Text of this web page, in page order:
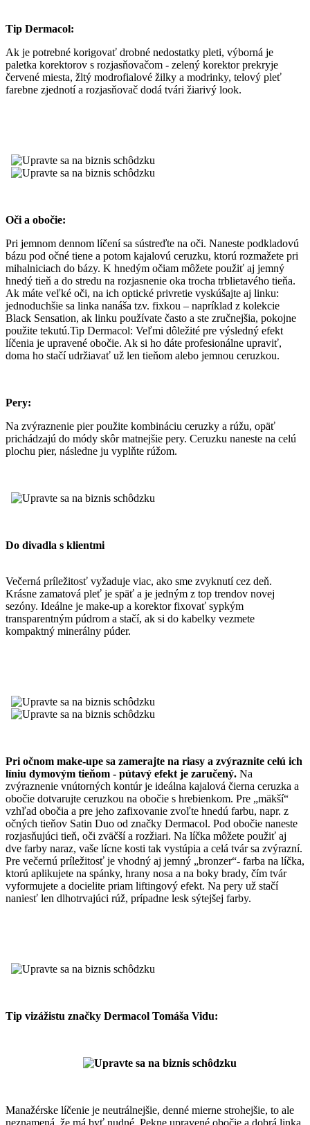
Tip Dermacol:
Ak je potrebné korigovať drobné nedostatky pleti, výborná je
paletka korektorov s rozjasňovačom - zelený korektor prekryje
červené miesta, žltý modrofialové žilky a modrinky, telový pleť
farebne zjednotí a rozjasňovač dodá tvári žiarivý look.
Oči a obočie:
Pri jemnom dennom líčení sa sústreďte na oči. Naneste podkladovú
bázu pod očné tiene a potom kajalovú ceruzku, ktorú rozmažete pri
mihalniciach do bázy. K hnedým očiam môžete použiť aj jemný
hnedý tieň a do stredu na rozjasnenie oka trocha trblietavého tieňa.
Ak máte veľké oči, na ich optické privretie vyskúšajte aj linku:
jednoduchšie sa linka nanáša tzv. fixkou – napríklad z kolekcie
Black Sensation, ak linku používate často a ste zručnejšia, pokojne
použite tekutú.Tip Dermacol: Veľmi dôležité pre výsledný efekt
líčenia je upravené obočie. Ak si ho dáte profesionálne upraviť,
doma ho stačí udržiavať už len tieňom alebo jemnou ceruzkou.
Pery:
Na zvýraznenie pier použite kombináciu ceruzky a rúžu, opäť
prichádzajú do módy skôr matnejšie pery. Ceruzku naneste na celú
plochu pier, následne ju vyplňte rúžom.
Do divadla s klientmi
Večerná príležitosť vyžaduje viac, ako sme zvyknutí cez deň.
Krásne zamatová pleť je späť a je jedným z top trendov novej
sezóny. Ideálne je make-up a korektor fixovať sypkým
transparentným púdrom a stačí, ak si do kabelky vezmete
kompaktný minerálny púder.
Pri očnom make-upe sa zamerajte na riasy a zvýraznite celú ich
líniu dymovým tieňom - pútavý efekt je zaručený. Na
zvýraznenie vnútorných kontúr je ideálna kajalová čierna ceruzka a
obočie dotvarujte ceruzkou na obočie s hrebienkom. Pre „mäkší“
vzhľad obočia a pre jeho zafixovanie zvoľte hnedú farbu, napr. z
očných tieňov Satin Duo od značky Dermacol. Pod obočie naneste
rozjasňujúci tieň, oči zväčší a rozžiari. Na líčka môžete použiť aj
dve farby naraz, vaše lícne kosti tak vystúpia a celá tvár sa zvýrazní.
Pre večernú príležitosť je vhodný aj jemný „bronzer“- farba na líčka,
ktorú aplikujete na spánky, hrany nosa a na boky brady, čím tvár
vyformujete a docielite priam liftingový efekt. Na pery už stačí
naniesť len dlhotrvajúci rúž, prípadne lesk sýtejšej farby.
Tip vizážistu značky Dermacol Tomáša Vidu:
Manažérske líčenie je neutrálnejšie, denné mierne strohejšie, to ale